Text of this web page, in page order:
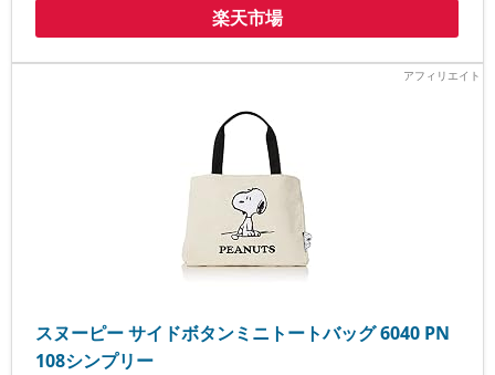
楽天市場
スヌーピー サイドボタンミニトートバッグ 6040 PN
108シンプリー